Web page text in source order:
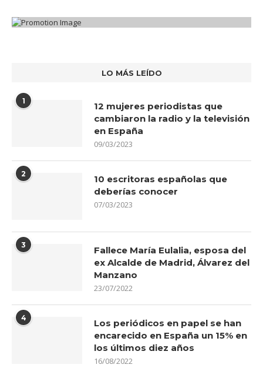
LO MÁS LEÍDO
1
12 mujeres periodistas que
cambiaron la radio y la televisión
en España
09/03/2023
2
10 escritoras españolas que
deberías conocer
07/03/2023
3
Fallece María Eulalia, esposa del
ex Alcalde de Madrid, Álvarez del
Manzano
23/07/2022
4
Los periódicos en papel se han
encarecido en España un 15% en
los últimos diez años
16/08/2022